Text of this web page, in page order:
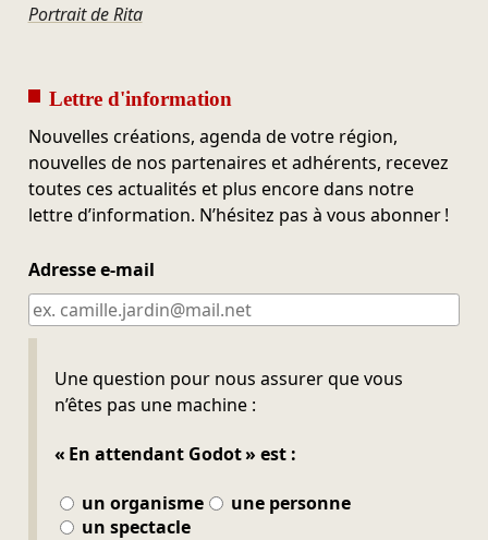
Portrait de Rita
Lettre d'information
Nouvelles créations, agenda de votre région,
nouvelles de nos partenaires et adhérents, recevez
toutes ces actualités et plus encore dans notre
lettre d’information. N’hésitez pas à vous abonner !
Adresse e-mail
Une question pour nous assurer que vous
n’êtes pas une machine :
« En attendant Godot » est :
un organisme
une personne
un spectacle
Ne pas remplir